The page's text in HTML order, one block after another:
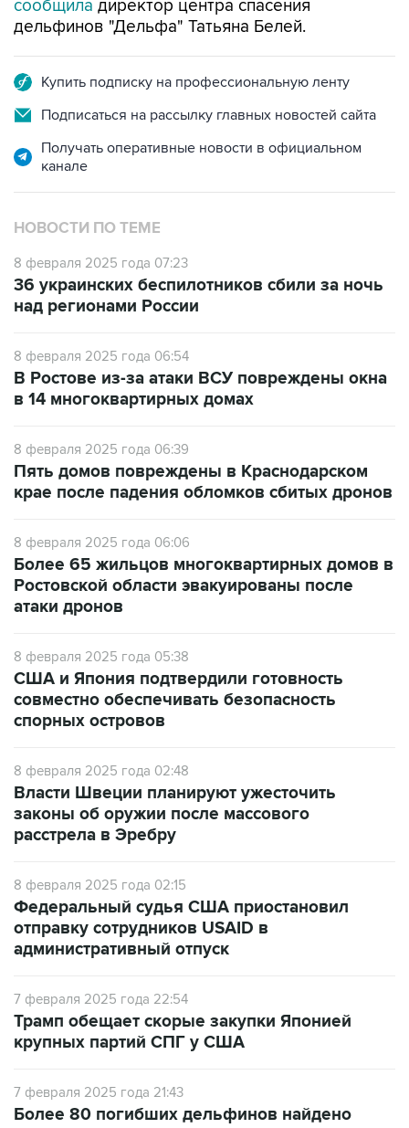
Подписаться на рассылку главных новостей сайта
Получать оперативные новости в официальном
НОВОСТИ ПО ТЕМЕ
8 февраля 2025 года 07:23
над регионами России
8 февраля 2025 года 06:54
в 14 многоквартирных домах
8 февраля 2025 года 06:39
крае после падения обломков сбитых дронов
8 февраля 2025 года 06:06
Ростовской области эвакуированы после
атаки дронов
8 февраля 2025 года 05:38
совместно обеспечивать безопасность
спорных островов
8 февраля 2025 года 02:48
законы об оружии после массового
расстрела в Эребру
8 февраля 2025 года 02:15
отправку сотрудников USAID в
административный отпуск
7 февраля 2025 года 22:54
крупных партий СПГ у США
7 февраля 2025 года 21:43
после разлива мазута в Керченском проливе